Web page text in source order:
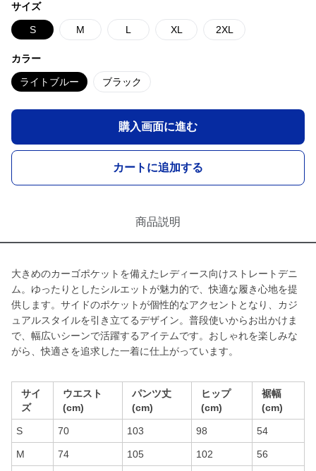
サイズ
S M L XL 2XL
カラー
ライトブルー ブラック
購入画面に進む
カートに追加する
商品説明
大きめのカーゴポケットを備えたレディース向けストレートデニ
ム。ゆったりとしたシルエットが魅力的で、快適な履き心地を提
供します。サイドのポケットが個性的なアクセントとなり、カジ
ュアルスタイルを引き立てるデザイン。普段使いからお出かけま
で、幅広いシーンで活躍するアイテムです。おしゃれを楽しみな
がら、快適さを追求した一着に仕上がっています。
サイ
ズ
ウエスト
(cm)
パンツ丈
(cm)
ヒップ
(cm)
裾幅
(cm)
S 70 103 98 54
M 74 105 102 56